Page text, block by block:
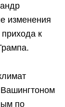
изменения
к
по